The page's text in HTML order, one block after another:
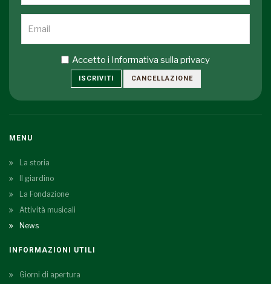
Accetto i Informativa sulla privacy
ISCRIVITI CANCELLAZIONE
MENU
La storia
Il giardino
La Fondazione
Attività musicali
News
INFORMAZIONI UTILI
Giorni di apertura